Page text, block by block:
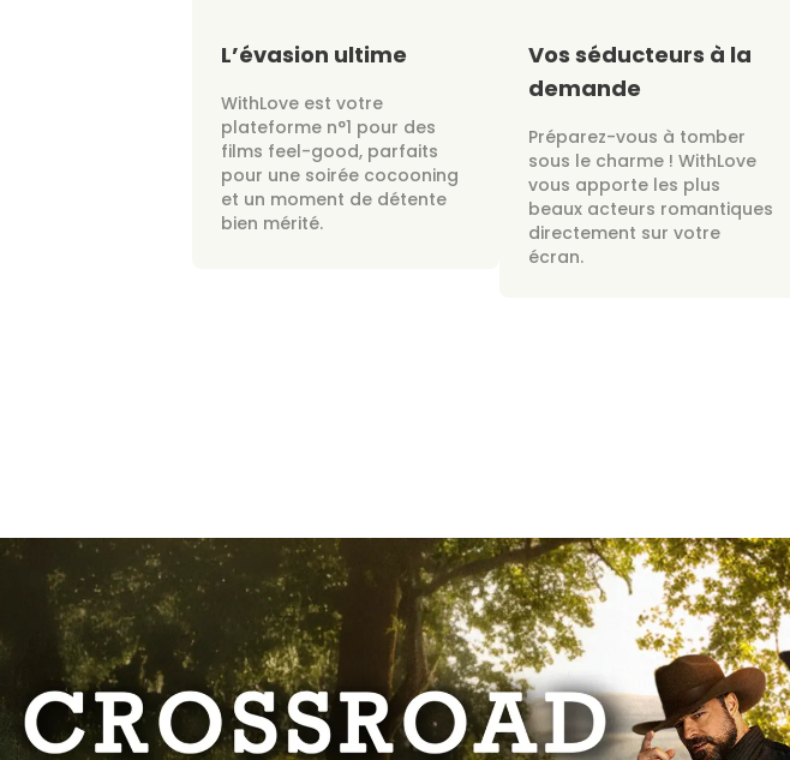
L’évasion ultime
WithLove est votre
plateforme n°1 pour des
films feel-good, parfaits
pour une soirée cocooning
et un moment de détente
bien mérité.
Vos séducteurs à la
demande
Préparez-vous à tomber
sous le charme ! WithLove
vous apporte les plus
beaux acteurs romantiques
directement sur votre
écran.